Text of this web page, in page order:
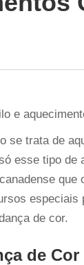
e
se trata de
esse tipo de
que
especiais
de cor.
de Cor